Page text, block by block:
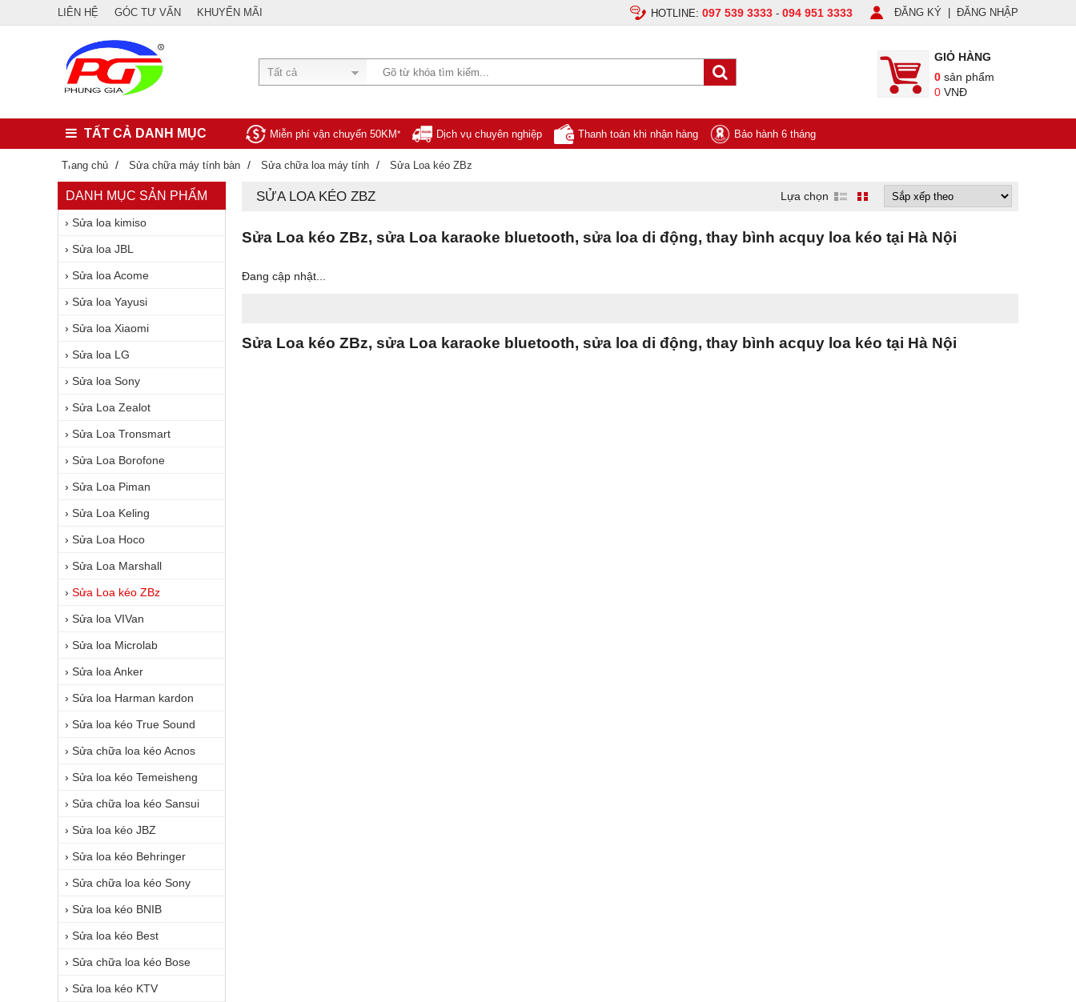
LIÊN HỆ GÓC TƯ VẤN KHUYẾN MÃI HOTLINE: 097 539 3333 - 094 951 3333 ĐĂNG KÝ ĐĂNG NHẬP
Tất cả
GIỎ HÀNG
0 sản phẩm
0 VNĐ
TẤT CẢ DANH MỤC Miễn phí vận chuyển 50KM* Dịch vụ chuyên nghiệp Thanh toán khi nhận hàng Bảo hành 6 tháng
Trang chủ / Sửa chữa máy tính bàn / Sửa chữa loa máy tính / Sửa Loa kéo ZBz
DANH MỤC SẢN PHẨM
› Sửa loa kimiso
› Sửa loa JBL
› Sửa loa Acome
› Sửa loa Yayusi
› Sửa loa Xiaomi
› Sửa loa LG
› Sửa loa Sony
› Sửa Loa Zealot
› Sửa Loa Tronsmart
› Sửa Loa Borofone
› Sửa Loa Piman
› Sửa Loa Keling
› Sửa Loa Hoco
› Sửa Loa Marshall
› Sửa Loa kéo ZBz
› Sửa loa VIVan
› Sửa loa Microlab
› Sửa loa Anker
› Sửa loa Harman kardon
› Sửa loa kéo True Sound
› Sửa chữa loa kéo Acnos
› Sửa loa kéo Temeisheng
› Sửa chữa loa kéo Sansui
› Sửa loa kéo JBZ
› Sửa loa kéo Behringer
› Sửa chữa loa kéo Sony
› Sửa loa kéo BNIB
› Sửa loa kéo Best
› Sửa chữa loa kéo Bose
› Sửa loa kéo KTV
SỬA LOA KÉO ZBZ Lựa chọn
Sửa Loa kéo ZBz, sửa Loa karaoke bluetooth, sửa loa di động, thay bình acquy loa kéo tại Hà Nội
Đang cập nhật...
Sửa Loa kéo ZBz, sửa Loa karaoke bluetooth, sửa loa di động, thay bình acquy loa kéo tại Hà Nội